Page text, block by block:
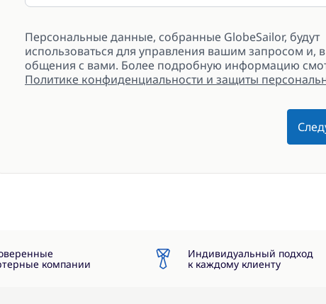
Персональные данные, собранные GlobeSailor, будут
использоваться для управления вашим запросом и, в
общения с вами. Более подробную информацию
Политике конфиденциальности и защиты
компании
Индивидуальный подход
к каждому клиенту